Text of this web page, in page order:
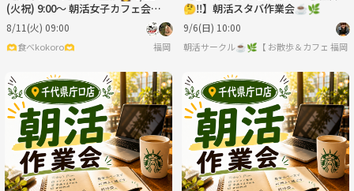
(火祝) 9:00〜 朝活女子カフェ会@
天神☕️🍰
8/11(火) 09:00
🫶食べkokoro🫶 福岡
🤔‼️】朝活スタバ作業会☕️🌿
9/6(日) 10:00
朝活サークル☕️🌿【 お散歩＆カフェ作業
福岡